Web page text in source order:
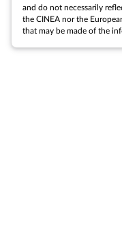
and do not ne­ces­sar­ily
the CINEA nor the
that may be made of the